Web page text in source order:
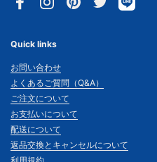
FacebookInstagramPinterestTwitter
Quick links
お問い合わせ
よくあるご質問（Q&A）
ご注文について
お支払いについて
配送について
返品交換とキャンセルについて